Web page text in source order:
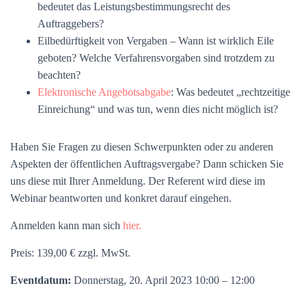
bedeutet das Leistungsbestimmungsrecht des
Auftraggebers?
Eilbedürftigkeit von Vergaben – Wann ist wirklich Eile
geboten? Welche Verfahrensvorgaben sind trotzdem zu
beachten?
Elektronische Angebotsabgabe: Was bedeutet „rechtzeitige
Einreichung“ und was tun, wenn dies nicht möglich ist?
Haben Sie Fragen zu diesen Schwerpunkten oder zu anderen
Aspekten der öffentlichen Auftragsvergabe? Dann schicken Sie
uns diese mit Ihrer Anmeldung. Der Referent wird diese im
Webinar beantworten und konkret darauf eingehen.
Anmelden kann man sich hier.
Preis: 139,00 € zzgl. MwSt.
Eventdatum: Donnerstag, 20. April 2023 10:00 – 12:00